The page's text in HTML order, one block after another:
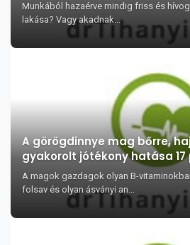
Munkából hazaérve mindig friss és
lakása? Vagy akadnak...
A görögdinnye mag bőrre,
gyakorolt jótékony hatása
A magok gazdagok olyan B-
folsav és olyan ásványi an...